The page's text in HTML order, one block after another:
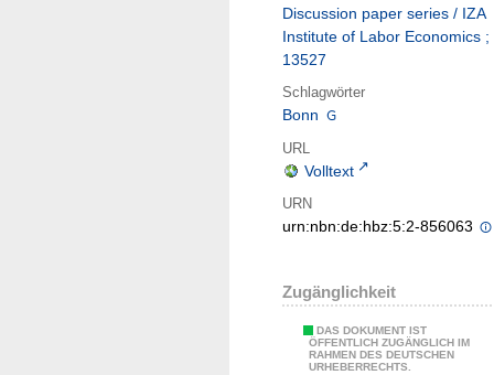
Discussion paper series / IZA
Institute of Labor Economics ;
13527
Schlagwörter
Bonn
URL
Volltext
URN
urn:nbn:de:hbz:5:2-856063
Zugänglichkeit
DAS DOKUMENT IST
ÖFFENTLICH ZUGÄNGLICH IM
RAHMEN DES DEUTSCHEN
URHEBERRECHTS.